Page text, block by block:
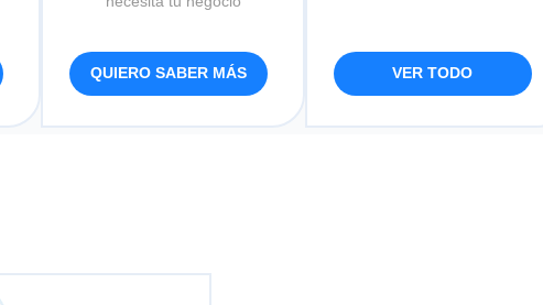
QUIERO SABER MÁS VER TODO